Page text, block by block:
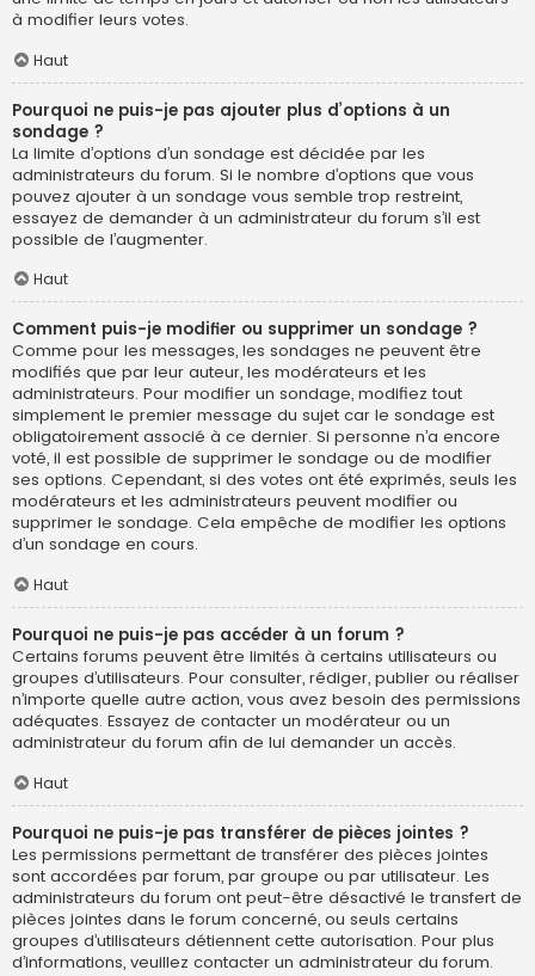
à modifier leurs votes.
Haut
Pourquoi ne puis-je pas ajouter plus d’options à un
sondage ?
La limite d’options d’un sondage est décidée par les
administrateurs du forum. Si le nombre d’options que vous
pouvez ajouter à un sondage vous semble trop restreint,
essayez de demander à un administrateur du forum s’il est
possible de l’augmenter.
Haut
Comment puis-je modifier ou supprimer un sondage ?
Comme pour les messages, les sondages ne peuvent être
modifiés que par leur auteur, les modérateurs et les
administrateurs. Pour modifier un sondage, modifiez tout
simplement le premier message du sujet car le sondage est
obligatoirement associé à ce dernier. Si personne n’a encore
voté, il est possible de supprimer le sondage ou de modifier
ses options. Cependant, si des votes ont été exprimés, seuls les
modérateurs et les administrateurs peuvent modifier ou
supprimer le sondage. Cela empêche de modifier les options
d’un sondage en cours.
Haut
Pourquoi ne puis-je pas accéder à un forum ?
Certains forums peuvent être limités à certains utilisateurs ou
groupes d’utilisateurs. Pour consulter, rédiger, publier ou réaliser
n’importe quelle autre action, vous avez besoin des permissions
adéquates. Essayez de contacter un modérateur ou un
administrateur du forum afin de lui demander un accès.
Haut
Pourquoi ne puis-je pas transférer de pièces jointes ?
Les permissions permettant de transférer des pièces jointes
sont accordées par forum, par groupe ou par utilisateur. Les
administrateurs du forum ont peut-être désactivé le transfert de
pièces jointes dans le forum concerné, ou seuls certains
groupes d’utilisateurs détiennent cette autorisation. Pour plus
d’informations, veuillez contacter un administrateur du forum.